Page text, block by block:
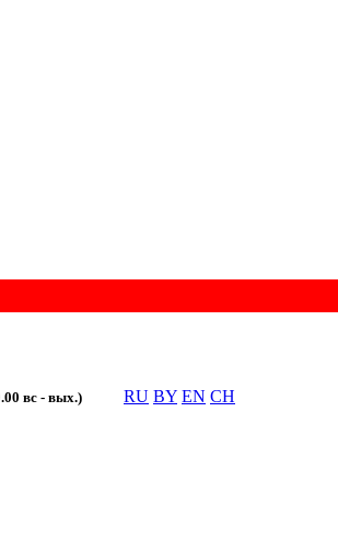
вс - вых.) RU BY EN CH